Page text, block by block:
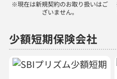
SBIプリズム少額短期